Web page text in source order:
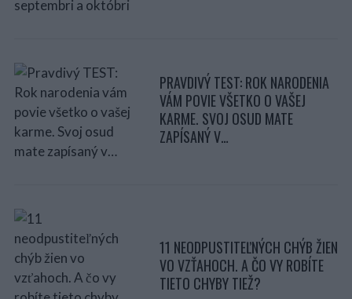
PRAVDIVÝ TEST: ROK NARODENIA
VÁM POVIE VŠETKO O VAŠEJ
KARME. SVOJ OSUD MATE
ZAPÍSANÝ V…
11 NEODPUSTITEĽNÝCH CHÝB ŽIEN
VO VZŤAHOCH. A ČO VY ROBÍTE
TIETO CHYBY TIEŽ?